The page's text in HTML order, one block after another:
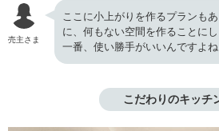
売主さま
ここに小上がりを作るプランも
に、何もない空間を作ることに
一番、使い勝手がいいんですよね
こだわりのキッチ